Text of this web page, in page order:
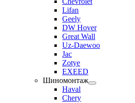
Lifan
Geely
DW Hover
Great Wall
Uz-Daewoo
Jac
Zotye
EXEED
Шиномонтаж
Haval
Chery